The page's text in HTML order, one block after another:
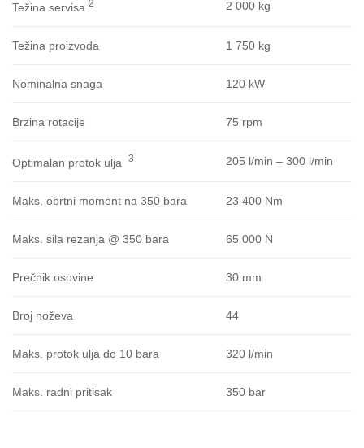
Težina servisa 2 2 000 kg
Težina proizvoda 1 750 kg
Nominalna snaga 120 kW
Brzina rotacije 75 rpm
Optimalan protok ulja 3 205 l/min – 300 l/min
Maks. obrtni moment na 350 bara 23 400 Nm
Maks. sila rezanja @ 350 bara 65 000 N
Prečnik osovine 30 mm
Broj noževa 44
Maks. protok ulja do 10 bara 320 l/min
Maks. radni pritisak 350 bar